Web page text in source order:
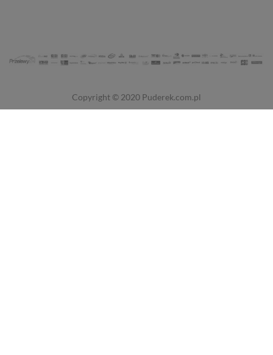
Copyright © 2020 Puderek.com.pl